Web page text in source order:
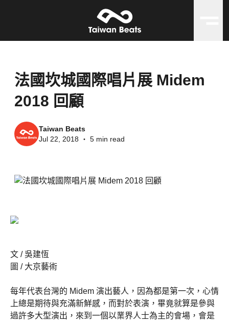
法國坎城國際唱片展 Midem
2018 回顧
Taiwan Beats
Jul 22, 2018 ・ 5 min read
文 / 吳建恆
圖 / 大京藝術
每年代表台灣的 Midem 演出藝人，因為都是第一次，心情
上總是期待與充滿新鮮感，而對於表演，畢竟就算是參與
過許多大型演出，來到一個以業界人士為主的會場，會是